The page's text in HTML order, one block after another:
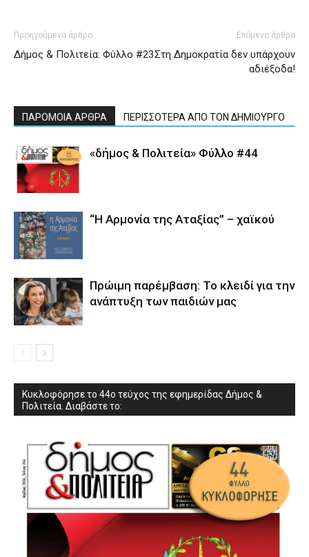
Προηγούμενο άρθρο
Δήμος & Πολιτεία: Φύλλο #23
Επόμενο άρθρο
Στη Δημοκρατία δεν υπάρχουν
αδιέξοδα!
ΠΑΡΟΜΟΙΑ ΑΡΘΡΑ ΠΕΡΙΣΣΟΤΕΡΑ ΑΠΟ ΤΟΝ ΔΗΜΙΟΥΡΓΟ
«δήμος & Πολιτεία» Φύλλο #44
“Η Αρμονία της Αταξίας” – χαϊκού
Πρώιμη παρέμβαση: Το κλειδί για την
ανάπτυξη των παιδιών µας
Κυκλοφόρησε το 44ο τεύχος της εφημερίδας Δήμος &
Πολιτεία. Διαβάστε το: